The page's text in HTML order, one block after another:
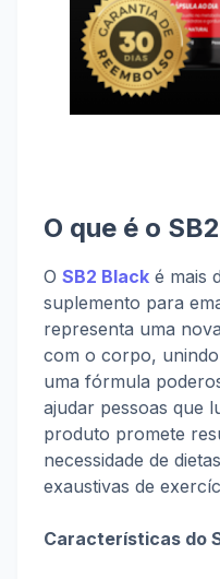
O que é o
O SB2 Black é mais
suplemento para
representa uma
com o corpo,
uma fórmula
ajudar pessoas que
produto promete
necessidade de
exaustivas de
Características do